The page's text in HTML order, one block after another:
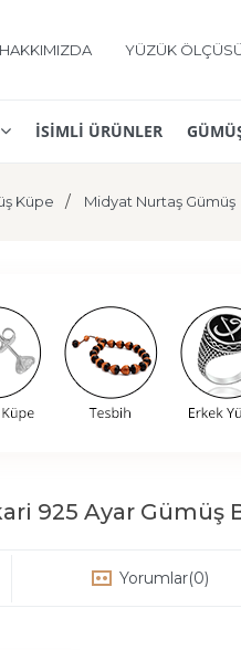
HAKKIMIZDA YÜZÜK
İSİMLİ ÜRÜNLER
Küpe Midyat Nurtaş Gümüş
925 Ayar Gümüş
Yorumlar(0)